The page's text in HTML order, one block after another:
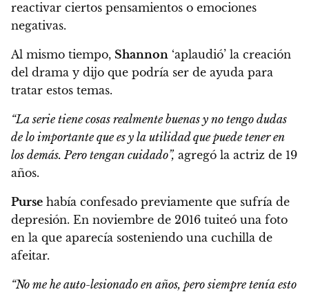
reactivar ciertos pensamientos o emociones
negativas.
Al mismo tiempo, Shannon ‘aplaudió’ la creación
del drama y dijo que podría ser de ayuda para
tratar estos temas.
“La serie tiene cosas realmente buenas y no tengo dudas
de lo importante que es y la utilidad que puede tener en
los demás. Pero tengan cuidado”, agregó la actriz de 19
años.
Purse había confesado previamente que sufría de
depresión. En noviembre de 2016 tuiteó una foto
en la que aparecía sosteniendo una cuchilla de
afeitar.
“No me he auto-lesionado en años, pero siempre tenía esto